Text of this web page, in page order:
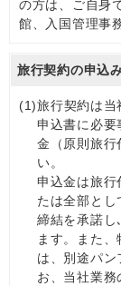
の方は、ご自身
館、入国管理事
旅行契約の申込
(1)旅行契約は当
申込書に必要
金（原則旅行
い。
申込金は旅行
たは全部と
締結を承諾し
ます。また
は、別途パ
お、当社業